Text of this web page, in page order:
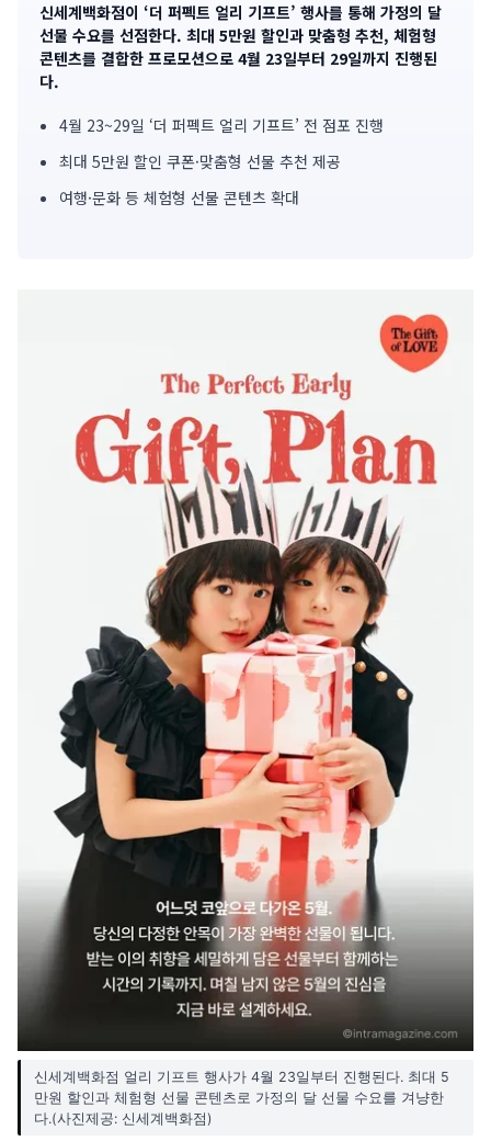
기
사
신세계백화점이 ‘더 퍼펙트 얼리 기프트’ 행사를 통해 가정의 달
선물 수요를 선점한다. 최대 5만원 할인과 맞춤형 추천, 체험형
콘텐츠를 결합한 프로모션으로 4월 23일부터 29일까지 진행된
다.
4월 23~29일 ‘더 퍼펙트 얼리 기프트’ 전 점포 진행
최대 5만원 할인 쿠폰·맞춤형 선물 추천 제공
여행·문화 등 체험형 선물 콘텐츠 확대
신세계백화점 얼리 기프트 행사가 4월 23일부터 진행된다. 최대 5
만원 할인과 체험형 선물 콘텐츠로 가정의 달 선물 수요를 겨냥한
다.(사진제공: 신세계백화점)